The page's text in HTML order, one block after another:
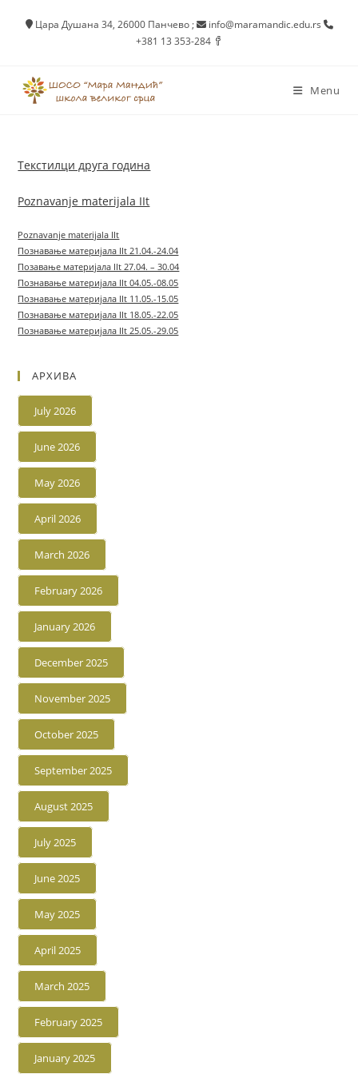
Цара Душана 34, 26000 Панчево;
info@maramandic.edu.rs
+381 13 353-284
Menu
Текстилци друга година
Poznavanje materijala IIt
Poznavanje materijala IIt
Познавање материјала IIt 21.04.-24.04
Позавање материјала IIt 27.04. – 30.04
Познавање материјала IIt 04.05.-08.05
Познавање материјала IIt 11.05.-15.05
Познавање материјала IIt 18.05.-22.05
Познавање материјала IIt 25.05.-29.05
АРХИВА
July 2026
June 2026
May 2026
April 2026
March 2026
February 2026
January 2026
December 2025
November 2025
October 2025
September 2025
August 2025
July 2025
June 2025
May 2025
April 2025
March 2025
February 2025
January 2025